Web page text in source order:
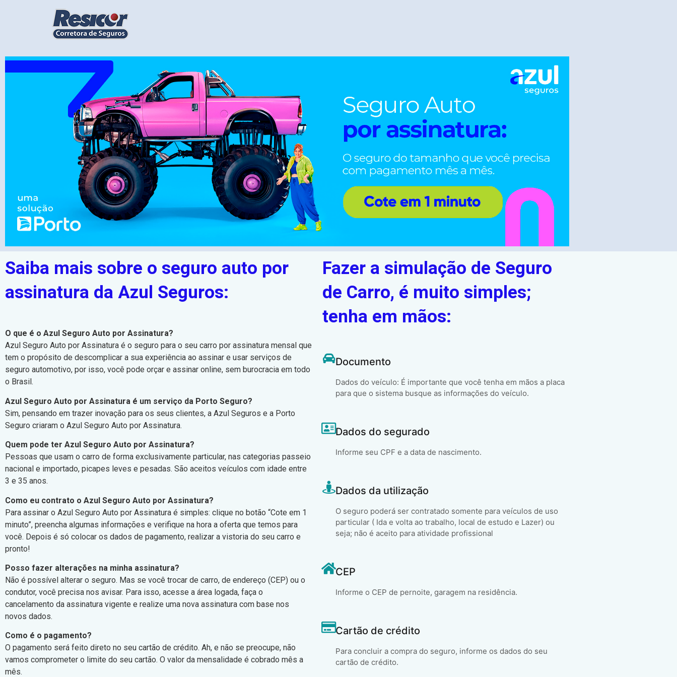
Saiba mais sobre o seguro auto por
assinatura da Azul Seguros:
O que é o Azul Seguro Auto por Assinatura?
Azul Seguro Auto por Assinatura é o seguro para o seu carro por assinatura mensal que
tem o propósito de descomplicar a sua experiência ao assinar e usar serviços de
seguro automotivo, por isso, você pode orçar e assinar online, sem burocracia em todo
o Brasil.
Azul Seguro Auto por Assinatura é um serviço da Porto Seguro?
Sim, pensando em trazer inovação para os seus clientes, a Azul Seguros e a Porto
Seguro criaram o Azul Seguro Auto por Assinatura.
Quem pode ter Azul Seguro Auto por Assinatura?
Pessoas que usam o carro de forma exclusivamente particular, nas categorias passeio
nacional e importado, picapes leves e pesadas. São aceitos veículos com idade entre
3 e 35 anos.
Como eu contrato o Azul Seguro Auto por Assinatura?
Para assinar o Azul Seguro Auto por Assinatura é simples: clique no botão “Cote em 1
minuto”, preencha algumas informações e verifique na hora a oferta que temos para
você. Depois é só colocar os dados de pagamento, realizar a vistoria do seu carro e
pronto!
Posso fazer alterações na minha assinatura?
Não é possível alterar o seguro. Mas se você trocar de carro, de endereço (CEP) ou o
condutor, você precisa nos avisar. Para isso, acesse a área logada, faça o
cancelamento da assinatura vigente e realize uma nova assinatura com base nos
novos dados.
Como é o pagamento?
O pagamento será feito direto no seu cartão de crédito. Ah, e não se preocupe, não
vamos comprometer o limite do seu cartão. O valor da mensalidade é cobrado mês a
mês.
Fazer a simulação de Seguro
de Carro, é muito simples;
tenha em mãos:
Documento
Dados do veículo: É importante que você tenha em mãos a placa
para que o sistema busque as informações do veículo.
Dados do segurado
Informe seu CPF e a data de nascimento.
Dados da utilização
O seguro poderá ser contratado somente para veículos de uso
particular ( Ida e volta ao trabalho, local de estudo e Lazer) ou
seja; não é aceito para atividade profissional
CEP
Informe o CEP de pernoite, garagem na residência.
Cartão de crédito
Para concluir a compra do seguro, informe os dados do seu
cartão de crédito.